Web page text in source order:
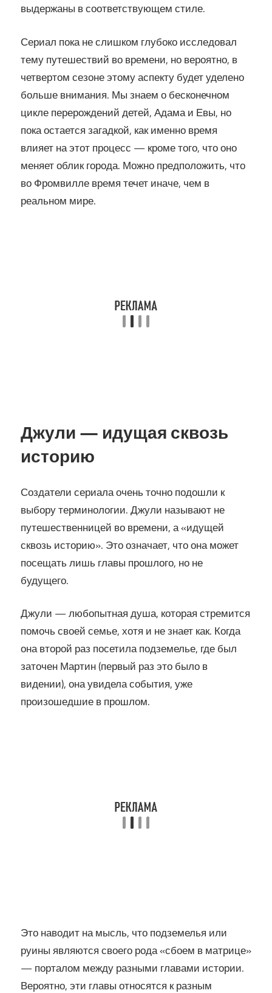
выдержаны в соответствующем стиле.
Сериал пока не слишком глубоко исследовал
тему путешествий во времени, но вероятно, в
четвертом сезоне этому аспекту будет уделено
больше внимания. Мы знаем о бесконечном
цикле перерождений детей, Адама и Евы, но
пока остается загадкой, как именно время
влияет на этот процесс — кроме того, что оно
меняет облик города. Можно предположить, что
во Фромвилле время течет иначе, чем в
реальном мире.
Джули — идущая сквозь
историю
Создатели сериала очень точно подошли к
выбору терминологии. Джули называют не
путешественницей во времени, а «идущей
сквозь историю». Это означает, что она может
посещать лишь главы прошлого, но не
будущего.
Джули — любопытная душа, которая стремится
помочь своей семье, хотя и не знает как. Когда
она второй раз посетила подземелье, где был
заточен Мартин (первый раз это было в
видении), она увидела события, уже
произошедшие в прошлом.
Это наводит на мысль, что подземелья или
руины являются своего рода «сбоем в матрице»
— порталом между разными главами истории.
Вероятно, эти главы относятся к разным